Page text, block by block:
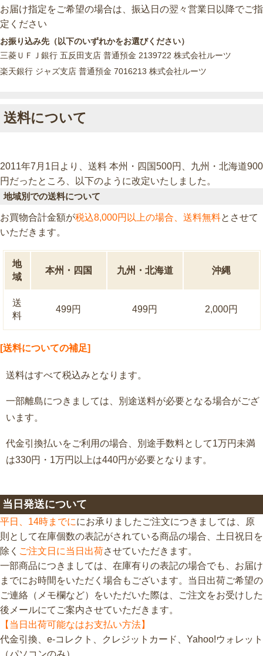
お届け指定をご希望の場合は、振込日の翌々営業日以降でご指
定ください
お振り込み先（以下のいずれかをお選びください）
三菱ＵＦＪ銀行 五反田支店 普通預金 2139722 株式会社ルーツ
楽天銀行 ジャズ支店 普通預金 7016213 株式会社ルーツ
送料について
2011年7月1日より、送料 本州・四国500円、九州・北海道900
円だったところ、以下のように改定いたしました。
地域別での送料について
お買物合計金額が税込8,000円以上の場合、送料無料とさせて
いただきます。
地
域
本州・四国 九州・北海道 沖縄
送
料
499円 499円 2,000円
[送料についての補足]
送料はすべて税込みとなります。
一部離島につきましては、別途送料が必要となる場合がござ
います。
代金引換払いをご利用の場合、別途手数料として1万円未満
は330円・1万円以上は440円が必要となります。
当日発送について
平日、14時までににお承りましたご注文につきましては、原
則として在庫個数の表記がされている商品の場合、土日祝日を
除く ご注文日に当日出荷させていただきます。
一部商品につきましては、在庫有りの表記の場合でも、お届け
までにお時間をいただく場合もございます。当日出荷ご希望の
ご連絡（メモ欄など）をいただいた際は、ご注文をお受けした
後メールにてご案内させていただきます。
【当日出荷可能なはお支払い方法】
代金引換、e-コレクト、クレジットカード、Yahoo!ウォレット